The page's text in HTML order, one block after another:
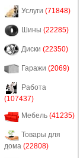
Услуги (71848)
Шины (22285)
Диски (22350)
Гаражи (2069)
Работа
(107437)
Мебель (41235)
Товары для
дома (22808)